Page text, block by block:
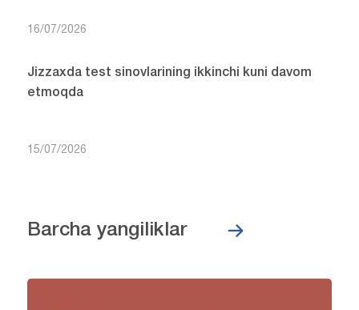
16/07/2026
Jizzaxda test sinovlarining ikkinchi kuni davom
etmoqda
15/07/2026
Barcha yangiliklar